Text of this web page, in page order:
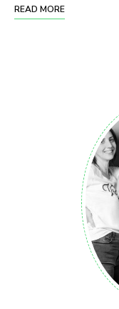
READ MORE